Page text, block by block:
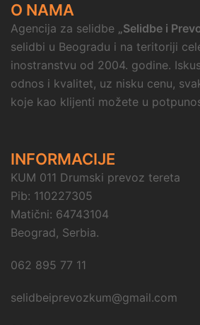
O NAMA
Agencija za selidbe „Selidbe i
selidbi u Beogradu i na teritoriji
inostranstvu od 2004. godine.
odnos i kvalitet, uz nisku cenu,
koje kao klijenti možete u
INFORMACIJE
KUM 011 Drumski prevoz tereta
Pib: 110227305
Matični: 64743104
Beograd, Serbia.
062 895 77 11
selidbeiprevozkum@gmail.com